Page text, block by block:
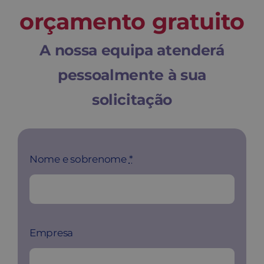
Carrinho
orçamento gratuito
A nossa equipa atenderá
pessoalmente à sua
solicitação
Nome e sobrenome *
Empresa